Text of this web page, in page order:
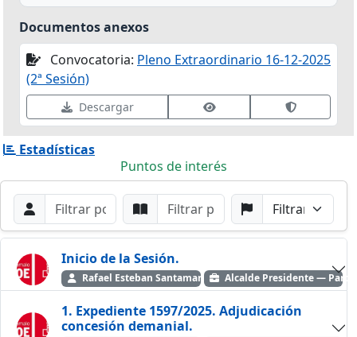
Documentos anexos
Convocatoria: Pleno Extraordinario 16-12-2025
(2ª Sesión)
Descargar Ver datos de firmaValidar
Estadísticas
Puntos de interés
Filtros de búsqueda
Buscar por OradorBuscar por Punto Buscar por Partido
Buscar
Inicio de la Sesión.
Rafael Esteban Santamaría Alcalde Presidente —
1. Expediente 1597/2025. Adjudicación
concesión demanial.